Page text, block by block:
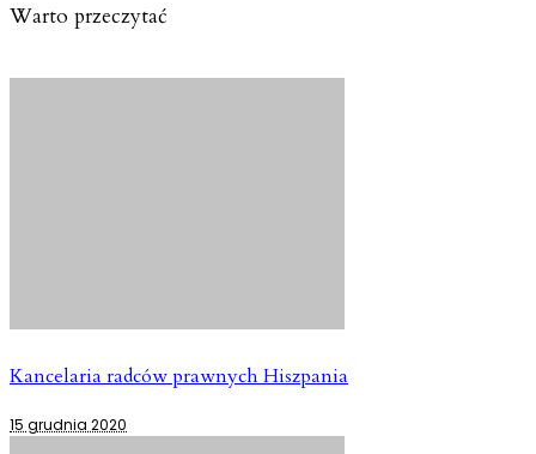
Warto przeczytać
Kancelaria radców prawnych Hiszpania
15 grudnia 2020